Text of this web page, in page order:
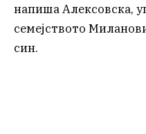
напиша Алексовска,
семејството
син.